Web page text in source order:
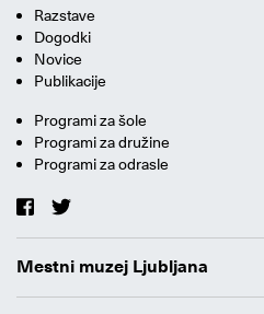
Razstave
Dogodki
Novice
Publikacije
Programi za šole
Programi za družine
Programi za odrasle
Mestni muzej Ljubljana